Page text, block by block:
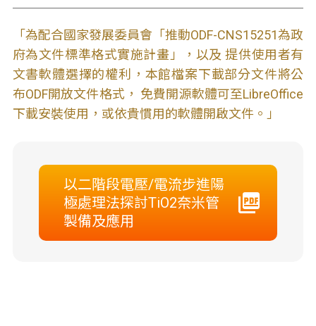
「為配合國家發展委員會「推動ODF-CNS15251為政
府為文件標準格式實施計畫」，以及 提供使用者有
文書軟體選擇的權利，本館檔案下載部分文件將公
布ODF開放文件格式， 免費開源軟體可至LibreOffice
下載安裝使用，或依貴慣用的軟體開啟文件。」
以二階段電壓/電流步進陽
極處理法探討TiO2奈米管
製備及應用